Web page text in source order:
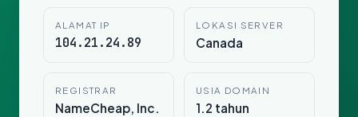
ALAMAT IP
104.21.24.89
LOKASI SERVER
Canada
REGISTRAR
NameCheap, Inc.
USIA DOMAIN
1.2 tahun